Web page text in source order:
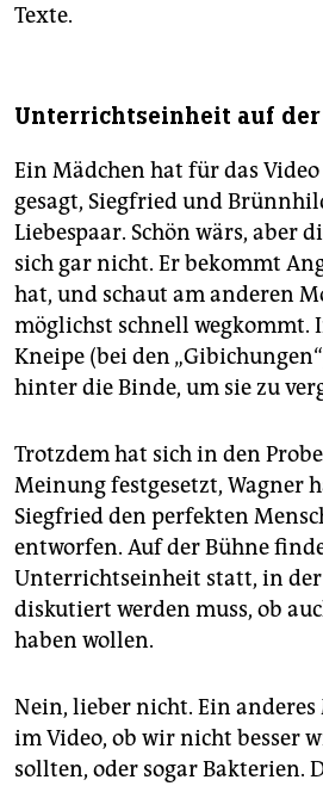
Texte.
Unterrichtseinheit auf der
Ein Mädchen hat für das
gesagt, Siegfried und
Liebespaar. Schön wärs, aber
sich gar nicht. Er bekommt
hat, und schaut am anderen
möglichst schnell wegkommt.
Kneipe (bei den
hinter die Binde, um sie zu
Trotzdem hat sich in den
Meinung festgesetzt, Wagner
Siegfried den perfekten
entworfen. Auf der Bühne
Unterrichtseinheit statt, in der
diskutiert werden muss, ob
haben wollen.
Nein, lieber nicht. Ein
im Video, ob wir nicht besser
sollten, oder sogar Bakterien.